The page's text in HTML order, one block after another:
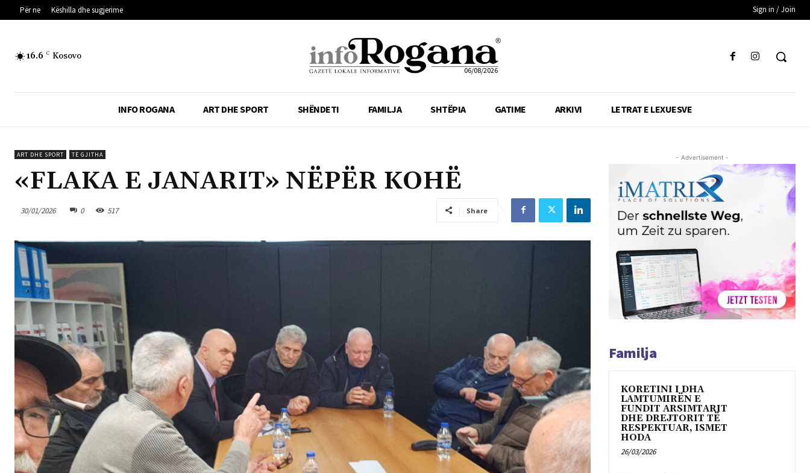
Për ne Këshilla dhe sugjerime Sign in / Join
16.6 C Kosovo
06/08/2026
INFO ROGANA ART DHE SPORT SHËNDETI FAMILJA SHTËPIA GATIME ARKIVI LETRAT E LEXUESVE
ART DHE SPORT TË GJITHA
«FLAKA E JANARIT» NËPËR KOHË
30/01/2026 0 517 Share
- Advertisement -
Familja
KORETINI I DHA
LAMTUMIRËN E
FUNDIT ARSIMTARIT
DHE DREJTORIT TË
RESPEKTUAR, ISMET
HODA
26/03/2026